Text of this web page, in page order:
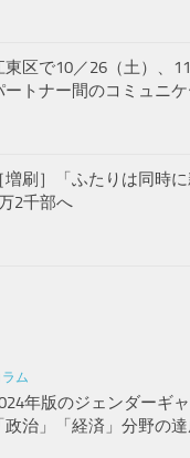
東区で10／26（土）、
ートナー間のコミュニケ
［増刷］「ふたりは同時
2千部へ
ラム
年版のジェンダーギ
「政治」「経済」分野の